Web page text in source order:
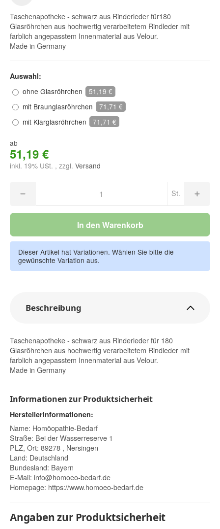
Taschenapotheke - schwarz aus Rinderleder für180
Glasröhrchen aus hochwertig verarbeitetem Rindleder mit
farblich angepasstem Innenmaterial aus Velour.
Made in Germany
Auswahl:
ohne Glasröhrchen
51,19 €
mit Braunglasröhrchen
71,71 €
mit Klarglasröhrchen
71,71 €
ab
51,19 €
inkl. 19% USt. , zzgl. Versand
St.
In den Warenkorb
Dieser Artikel hat Variationen. Wählen Sie bitte die
gewünschte Variation aus.
Beschreibung
Taschenapotheke - schwarz aus Rinderleder für 180
Glasröhrchen aus hochwertig verarbeitetem Rindleder mit
farblich angepasstem Innenmaterial aus Velour.
Made in Germany
Informationen zur Produktsicherheit
Herstellerinformationen:
Name: Homöopathie-Bedarf
Straße: Bei der Wasserreserve 1
PLZ, Ort: 89278 , Nersingen
Land: Deutschland
Bundesland: Bayern
E-Mail: info@homoeo-bedarf.de
Homepage: https://www.homoeo-bedarf.de
Angaben zur Produktsicherheit